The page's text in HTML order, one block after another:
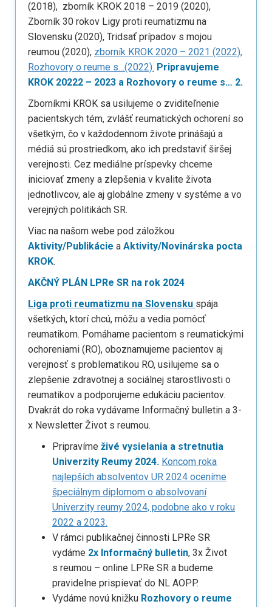
(2018), zborník KROK 2018 – 2019 (2020),
Zborník 30 rokov Ligy proti reumatizmu na
Slovensku (2020), Tridsať prípadov s mojou
reumou (2020), zborník KROK 2020 – 2021 (2022),
Rozhovory o reume s…(2022). Pripravujeme
KROK 20222 – 2023 a Rozhovory o reume s… 2.
Zborníkmi KROK sa usilujeme o zviditeľnenie
pacientskych tém, zvlášť reumatických ochorení so
všetkým, čo v každodennom živote prinášajú a
médiá sú prostriedkom, ako ich predstaviť širšej
verejnosti. Cez mediálne príspevky chceme
iniciovať zmeny a zlepšenia v kvalite života
jednotlivcov, ale aj globálne zmeny v systéme a vo
verejných politikách SR.
Viac na našom webe pod záložkou
Aktivity/Publikácie a Aktivity/Novinárska pocta
KROK.
AKČNÝ PLÁN LPRe SR na rok 2024
Liga proti reumatizmu na Slovensku spája
všetkých, ktorí chcú, môžu a vedia pomôcť
reumatikom. Pomáhame pacientom s reumatickými
ochoreniami (RO), oboznamujeme pacientov aj
verejnosť s problematikou RO, usilujeme sa o
zlepšenie zdravotnej a sociálnej starostlivosti o
reumatikov a podporujeme edukáciu pacientov.
Dvakrát do roka vydávame Informačný bulletin a 3-
x Newsletter Život s reumou.
Pripravíme živé vysielania a stretnutia
Univerzity Reumy 2024. Koncom roka
najlepších absolventov UR 2024 oceníme
špeciálnym diplomom o absolvovaní
Univerzity reumy 2024, podobne ako v roku
2022 a 2023.
V rámci publikačnej činnosti LPRe SR
vydáme 2x Informačný bulletin, 3x Život
s reumou – online LPRe SR a budeme
pravidelne prispievať do NL AOPP.
Vydáme novú knižku Rozhovory o reume